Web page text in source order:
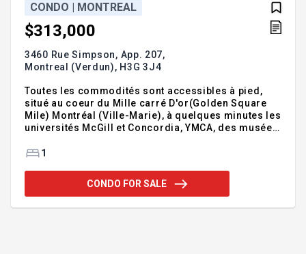
CONDO | MONTREAL
$313,000
3460 Rue Simpson, App. 207,
Montreal (Verdun), H3G 3J4
Toutes les commodités sont accessibles à pied,
situé au coeur du Mille carré D'or(Golden Square
Mile) Montréal (Ville-Marie), à quelques minutes les
universités McGill et Concordia, YMCA, des musées,
Salon et salle à manger à aire ouverte, chambre
professionnelles Addendum:- Portier 24 Hrs 7
jours per semain- - Casier disponible - Plafond de
1
CONDO FOR SALE